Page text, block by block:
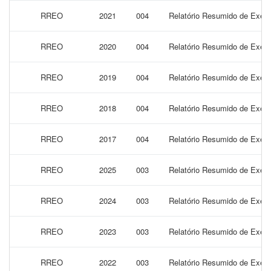
RREO 2021 004 Relatório Resumido de
RREO 2020 004 Relatório Resumido de
RREO 2019 004 Relatório Resumido de
RREO 2018 004 Relatório Resumido de
RREO 2017 004 Relatório Resumido de
RREO 2025 003 Relatório Resumido de
RREO 2024 003 Relatório Resumido de
RREO 2023 003 Relatório Resumido de
RREO 2022 003 Relatório Resumido de